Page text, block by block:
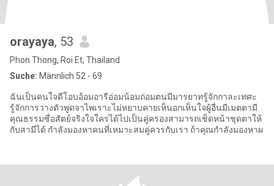
orayaya, 53
Phon Thong, Roi Et, Thailand
Suche: Männlich 52 - 69
ฉันเป็นคนใจดีโอบอ้อมอารีอ่อมน้อมถ่อมตนมีมารยาทรู้จักกาละเทศะ
รู้จักการวางตัวพูดจาไพเราะไม่หยาบคายเห็นอกเห็นใจผู้อื่นมีเมตตามี
คุณธรรมซื่อสัตย์จริงใจใครได้ไปเป็นคู่ครองสามารถเช็ดหน้าชุดตาให้
กับสามีได้ กำลังมองหาคนที่เหมาะสมคู่ควรกับเรา ถ้าคุณกำลังมองหาผ